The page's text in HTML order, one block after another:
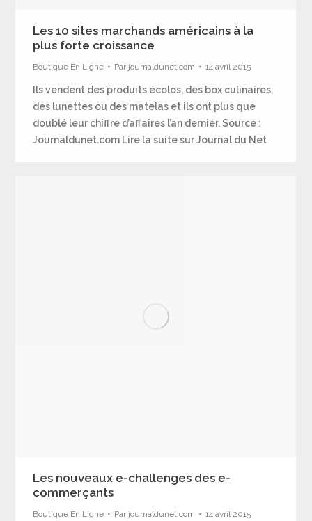
Les 10 sites marchands américains à la
plus forte croissance
Boutique En Ligne Par journaldunet.com 14 avril 2015
Ils vendent des produits écolos, des box culinaires,
des lunettes ou des matelas et ils ont plus que
doublé leur chiffre d’affaires l’an dernier. Source :
Journaldunet.com Lire la suite sur Journal du Net
Les nouveaux e-challenges des e-
commerçants
Boutique En Ligne Par journaldunet.com 14 avril 2015